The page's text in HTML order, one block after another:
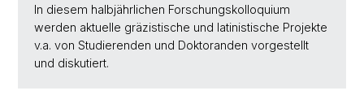
In diesem halbjährlichen Forschungskolloquium
werden aktuelle gräzistische und latinistische Projekte
v.a. von Studierenden und Doktoranden vorgestellt
und diskutiert.